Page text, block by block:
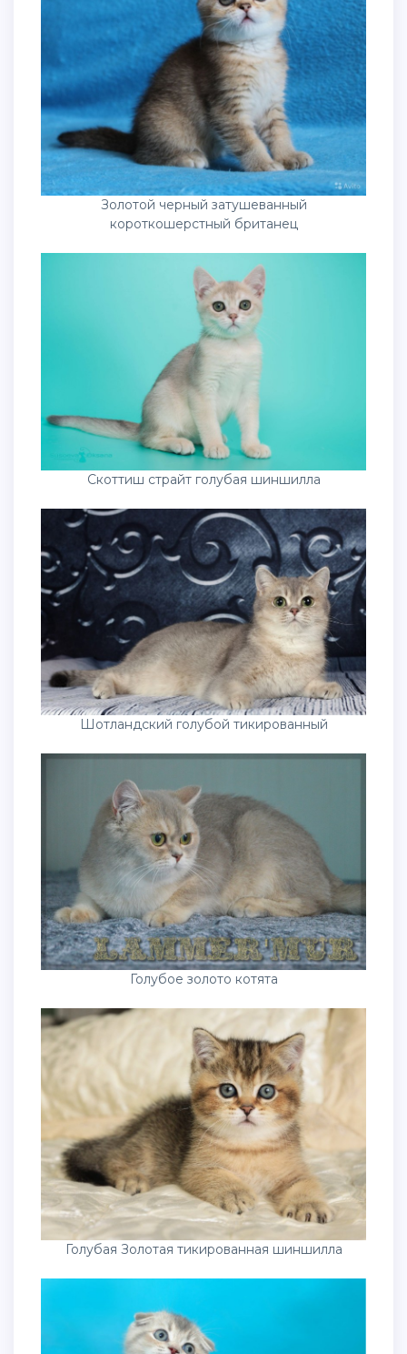
Золотой черный затушеванный
короткошерстный британец
Скоттиш страйт голубая шиншилла
Шотландский голубой тикированный
Голубое золото котята
Голубая Золотая тикированная шиншилла